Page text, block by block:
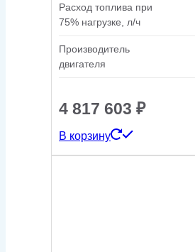
Расход топлива при
75% нагрузке, л/ч
Производитель
двигателя
4 817 603 ₽
В корзину